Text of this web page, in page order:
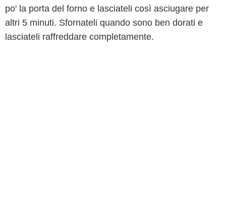
po' la porta del forno e lasciateli così asciugare per
altri 5 minuti. Sfornateli quando sono ben dorati e
lasciateli raffreddare completamente.